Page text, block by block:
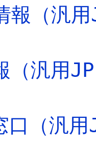
報（汎
（汎用
口（汎